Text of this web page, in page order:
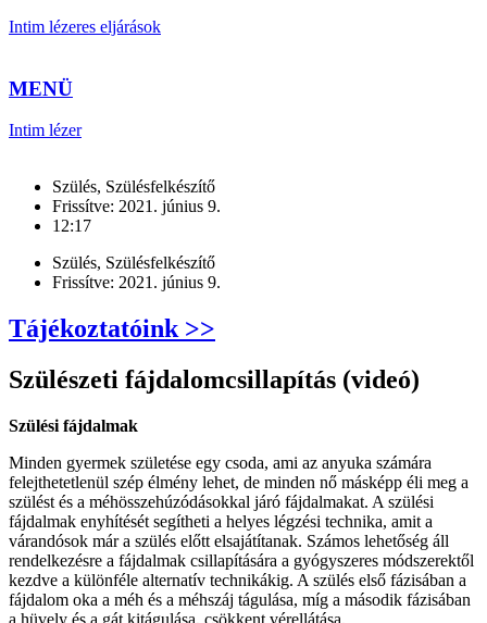
Intim lézeres eljárások
MENÜ
Intim lézer
Szülés, Szülésfelkészítő
Frissítve: 2021. június 9.
12:17
Szülés, Szülésfelkészítő
Frissítve: 2021. június 9.
Tájékoztatóink >>
Szülészeti fájdalomcsillapítás (videó)
Szülési fájdalmak
Minden gyermek születése egy csoda, ami az anyuka számára
felejthetetlenül szép élmény lehet, de minden nő másképp éli meg a
szülést és a méhösszehúzódásokkal járó fájdalmakat. A szülési
fájdalmak enyhítését segítheti a helyes légzési technika, amit a
várandósok már a szülés előtt elsajátítanak. Számos lehetőség áll
rendelkezésre a fájdalmak csillapítására a gyógyszeres módszerektől
kezdve a különféle alternatív technikákig. A szülés első fázisában a
fájdalom oka a méh és a méhszáj tágulása, míg a második fázisában